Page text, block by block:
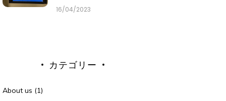
16/04/2023
カテゴリー
About us (1)